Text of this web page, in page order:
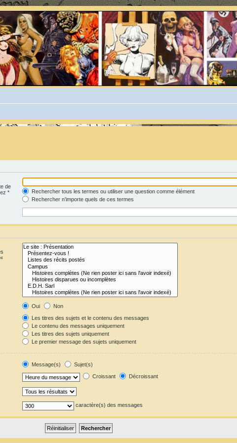
de
*
Rechercher tous les termes ou utiliser une question comme élément
Rechercher n’importe quels de ces termes
Oui
Non
Les titres des sujets et le contenu des messages
Le contenu des messages uniquement
Les titres des sujets uniquement
Le premier message des sujets uniquement
Message(s)
Sujet(s)
Croissant Décroissant
caractère(s) des messages